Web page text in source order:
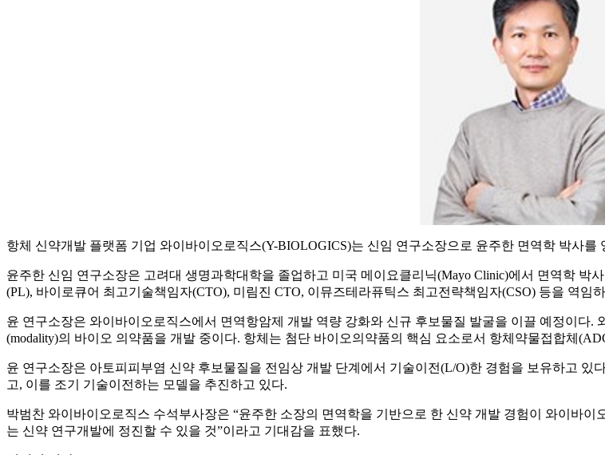
항체 신약개발 플랫폼 기업 와이바이오로직스(Y-BIOLOGICS)는 신임 연구소장으로 윤주한 면역학 박사를
윤주한 신임 연구소장은 고려대 생명과학대학을 졸업하고 미국 메이요클리닉(Mayo Clinic)에서 면역학 박
(PL), 바이로큐어 최고기술책임자(CTO), 미림진 CTO, 이뮤즈테라퓨틱스 최고전략책임자(CSO) 등을 역임
윤 연구소장은 와이바이오로직스에서 면역항암제 개발 역량 강화와 신규 후보물질 발굴을 이끌 예정이다.
(modality)의 바이오 의약품을 개발 중이다. 항체는 첨단 바이오의약품의 핵심 요소로서 항체약물접합체
윤 연구소장은 아토피피부염 신약 후보물질을 전임상 개발 단계에서 기술이전(L/O)한 경험을 보유하고
고, 이를 조기 기술이전하는 모델을 추진하고 있다.
박범찬 와이바이오로직스 수석부사장은 “윤주한 소장의 면역학을 기반으로 한 신약 개발 경험이 와이바
는 신약 연구개발에 정진할 수 있을 것”이라고 기대감을 표했다.